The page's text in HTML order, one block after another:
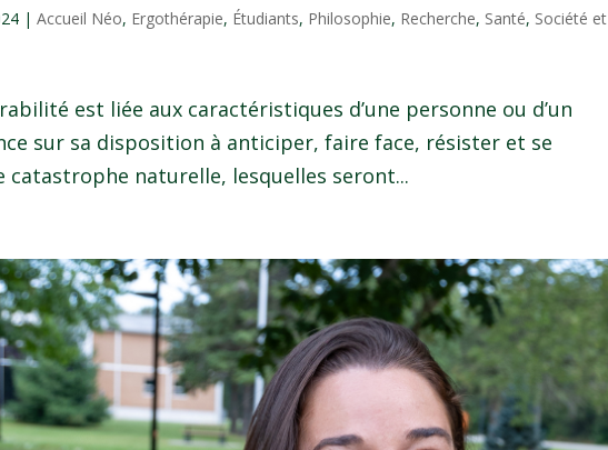
|Accueil Néo, Ergothérapie, Étudiants, Philosophie, Recherche, Santé, Société et
est liée aux caractéristiques d’une personne ou d’un
sur sa disposition à anticiper, faire face, résister et se
catastrophe naturelle, lesquelles seront...